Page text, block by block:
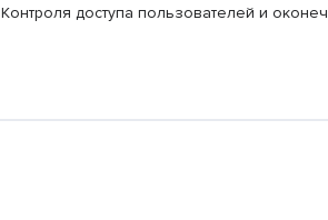
Контроля доступа пользователей и